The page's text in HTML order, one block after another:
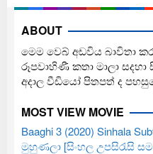
ABOUT
මෙම වෙබ් අඩවිය බාවිතා
රූපවාහිණී කතා මාලා
අදාල වීඩියෝ පිතපත් ද
MOST VIEW MOVIE
Baaghi 3 (2020) Sinhala
මුහුණලා [සිංහල උපසිරැසි